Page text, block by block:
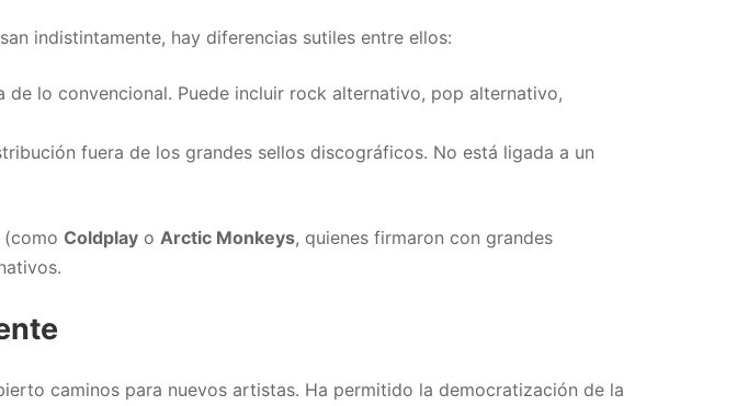
indistintamente, hay diferencias sutiles entre ellos:
de lo convencional. Puede incluir rock alternativo, pop alternativo,
fuera de los grandes sellos discográficos. No está ligada a un
(como Coldplay o Arctic Monkeys, quienes firmaron con grandes
caminos para nuevos artistas. Ha permitido la democratización de la